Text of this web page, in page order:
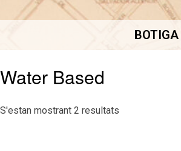
IMPAKTES
VISUALSBOTIGA
Water Based
S'estan mostrant 2 resultats